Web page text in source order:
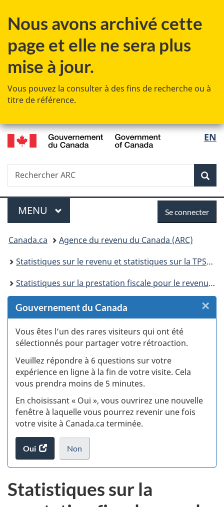
au
des
au
principal
à
Au
»
à
version
Nous avons archivé cette
page et elle ne sera plus
mise à jour.
Vous pouvez la consulter à des fins de recherche ou à
titre de référence.
de
la
EN
Recherche
Rechercher
ARC
Menu
MENU PRINCIPAL
connecter
Se connecter
Vous
êtes
ici :
Canada.ca
Agence du revenu du Canada (ARC)
Statistiques sur le revenu et statistiques sur la TPS/TVH
Statistiques sur la prestation fiscale pour le revenu de travail
Gouvernement du Canada
Vous êtes l’un des rares visiteurs qui ont été
sélectionnés pour partager votre rétroaction.
Veuillez répondre à 6 questions sur votre
expérience en ligne à la fin de votre visite. Cela
vous prendra moins de 5 minutes.
En choisissant « Oui », vous ouvrirez une nouvelle
fenêtre à laquelle vous pourrez revenir une fois
votre visite à Canada.ca terminée.
Oui
accéder
au
Non
je
pas
.
×
Statistiques sur la